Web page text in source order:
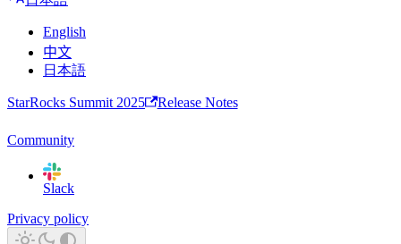
English
中文
日本語
StarRocks Summit 2025 Release Notes
Community
Slack
Privacy policy